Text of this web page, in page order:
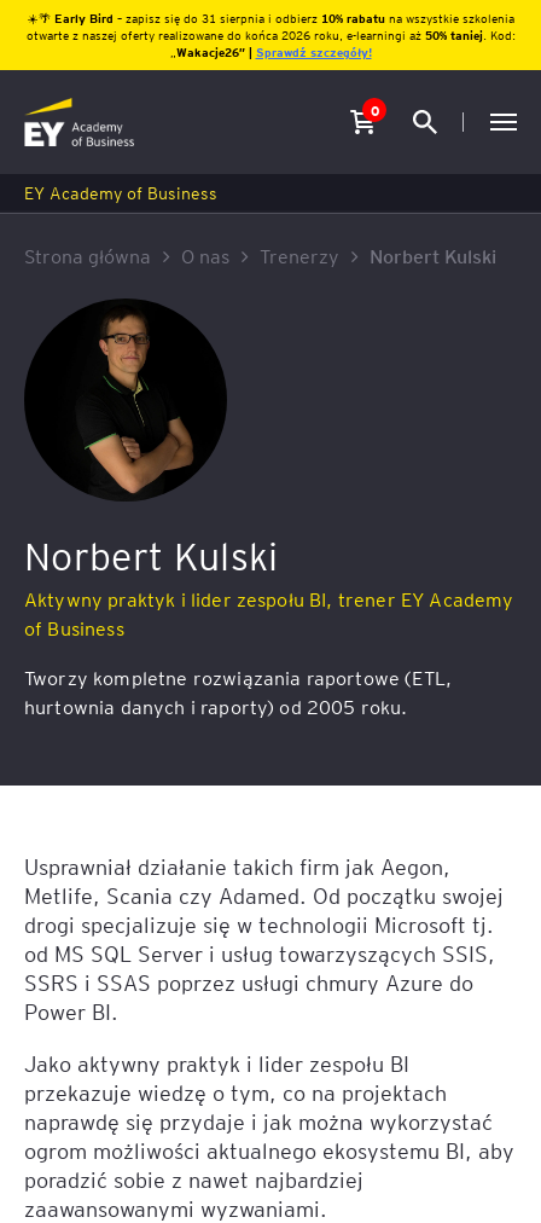
☀️🌴 Early Bird – zapisz się do 31 sierpnia i odbierz10% rabatu na wszystkie szkolenia
otwarte z naszej oferty realizowane do końca 2026 roku, e-learningi aż 50% taniej. Kod:
Wakacje26″ | Sprawdź szczegóły!
0
EY Academy of Business
Strona główna O nas Trenerzy Norbert Kulski
Norbert Kulski
Aktywny praktyk i lider zespołu BI, trener EY Academy
of Business
Tworzy kompletne rozwiązania raportowe (ETL,
hurtownia danych i raporty) od 2005 roku.
Usprawniał działanie takich firm jak Aegon,
Metlife, Scania czy Adamed. Od początku swojej
drogi specjalizuje się w technologii Microsoft tj.
od MS SQL Server i usług towarzyszących SSIS,
SSRS i SSAS poprzez usługi chmury Azure do
Power BI.
Jako aktywny praktyk i lider zespołu BI
przekazuje wiedzę o tym, co na projektach
naprawdę się przydaje i jak można wykorzystać
ogrom możliwości aktualnego ekosystemu BI, aby
poradzić sobie z nawet najbardziej
zaawansowanymi wyzwaniami.